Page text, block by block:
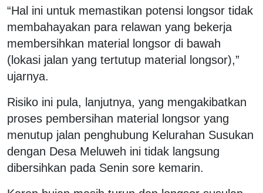
“Hal ini untuk memastikan potensi longsor tidak
membahayakan para relawan yang bekerja
membersihkan material longsor di bawah
(lokasi jalan yang tertutup material longsor),”
ujarnya.
Risiko ini pula, lanjutnya, yang mengakibatkan
proses pembersihan material longsor yang
menutup jalan penghubung Kelurahan Susukan
dengan Desa Meluweh ini tidak langsung
dibersihkan pada Senin sore kemarin.